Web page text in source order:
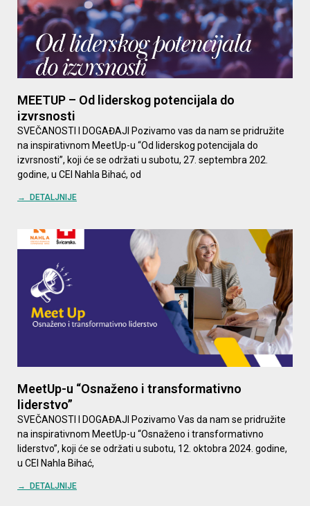
MEETUP – Od liderskog potencijala do
izvrsnosti
SVEČANOSTI I DOGAĐAJI Pozivamo vas da nam se pridružite
na inspirativnom MeetUp-u “Od liderskog potencijala do
izvrsnosti”, koji će se održati u subotu, 27. septembra 202.
godine, u CEI Nahla Bihać, od
→ DETALJNIJE
MeetUp-u “Osnaženo i transformativno
liderstvo”
SVEČANOSTI I DOGAĐAJI Pozivamo Vas da nam se pridružite
na inspirativnom MeetUp-u “Osnaženo i transformativno
liderstvo”, koji će se održati u subotu, 12. oktobra 2024. godine,
u CEI Nahla Bihać,
→ DETALJNIJE